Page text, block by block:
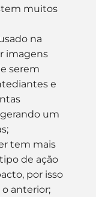
muitos
na
imagens
serem
e
um
tem mais
de ação
por isso
anterior;